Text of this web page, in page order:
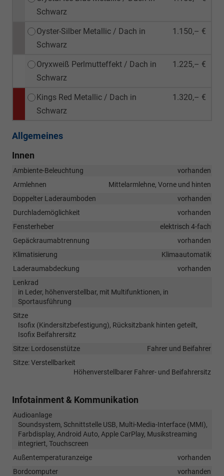
Schwarz
Oyster-Silber Metallic / Dach in
Schwarz
1.150,– €
Oryxweiß Perlmutteffekt / Dach in
Schwarz
1.225,– €
Kings Red Metallic / Dach in
Schwarz
1.320,– €
Allgemeines
Innen
Ambiente-Beleuchtung
vorhanden
Armlehnen
Mittelarmlehne, Vorne und hinten
Doppelter Laderaumboden
vorhanden
Durchlademöglichkeit
vorhanden
Fensterheber
elektrisch 4-fach
Gepäckraumabtrennung
vorhanden
Klimatisierung
Klimaautomatik
Laderaumabdeckung
vorhanden
Lenkrad
in Leder, höhenverstellbar, mit Multifunktionen, in
Sportausführung
Sitze
Isofix (Kindersitzbefestigung), Rücksitzbank hinten geteilt,
Isofix Beifahrersitz
Sitze: Lordosenstütze
Fahrer und Beifahrer
Sitze: Verstellbarkeit
Höhenverstellbarer Fahrer- und Beifahrersitz
Infotainment & Kommunikation
Audioanlage
Soundsystem, Schnittstelle USB, Multi-Media-Interface (MMI),
Farbdisplay, Android Auto, Apple CarPlay, Musikstreaming
integriert, Touchscreen
Außentemperaturanzeige
vorhanden
Bordcomputer
vorhanden